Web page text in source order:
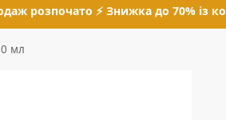
розпочато ⚡ Знижка до 70% із
мл